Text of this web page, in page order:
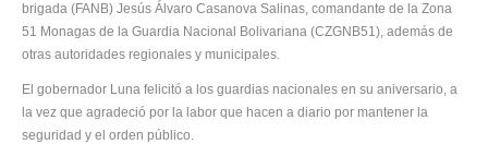
brigada (FANB) Jesús Álvaro Casanova Salinas, comandante de la Zona
51 Monagas de la Guardia Nacional Bolivariana (CZGNB51), además de
otras autoridades regionales y municipales.
El gobernador Luna felicitó a los guardias nacionales en su aniversario, a
la vez que agradeció por la labor que hacen a diario por mantener la
seguridad y el orden público.